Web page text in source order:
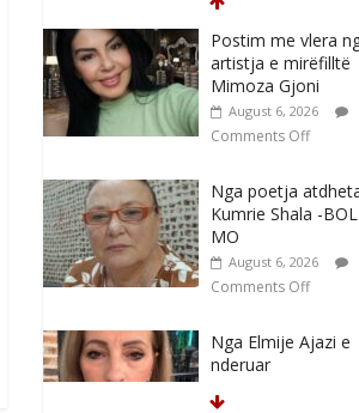
Postim me vlera
artistja e mirëfilltë
Mimoza Gjoni
August 6, 2026
Comments Off
Nga poetja
Kumrie Shala -
MO
August 6, 2026
Comments Off
Nga Elmije Ajazi e
nderuar